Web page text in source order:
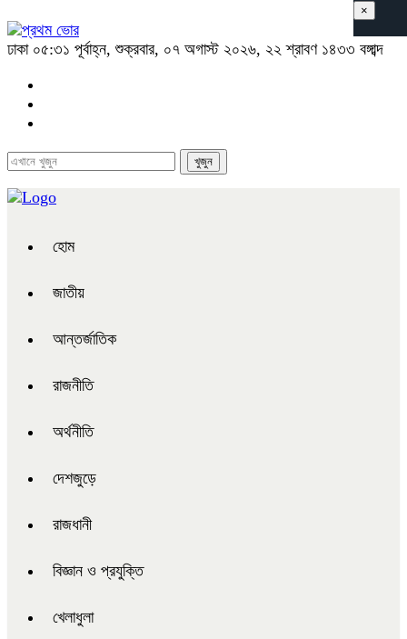
ঢাকা ০৫:৩১ পূর্বাহ্ন, শুক্রবার, ০৭ অগাস্ট ২০২৬, ২২ শ্রাবণ ১৪৩৩ বঙ্গাব্দ
হোম
জাতীয়
আন্তর্জাতিক
রাজনীতি
অর্থনীতি
দেশজুড়ে
রাজধানী
বিজ্ঞান ও প্রযুক্তি
খেলাধুলা
×